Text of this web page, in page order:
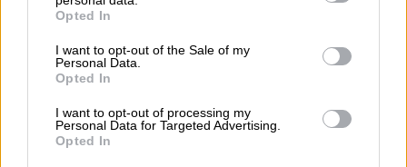
grant or deny consent to Google and its third-party tags to
use your data for below specified purposes in below Google
consent section.
Opted In
I want to opt-out of the Sale of my
Personal Data.
Opted In
I want to opt-out of processing my
Personal Data for Targeted Advertising.
Opted In
(1.000.000,00) ευρώ στο φυσικό πρόσωπο.
Ειδικότερα, όπως επισημαίνεται στο
σκεπτικό της απόφασης, κατά τη διάρκεια
του επιτόπιου ελέγχου που διενεργήθηκε
από υπαλλήλους της ΓΔΑ στις 8.5.2020 στις